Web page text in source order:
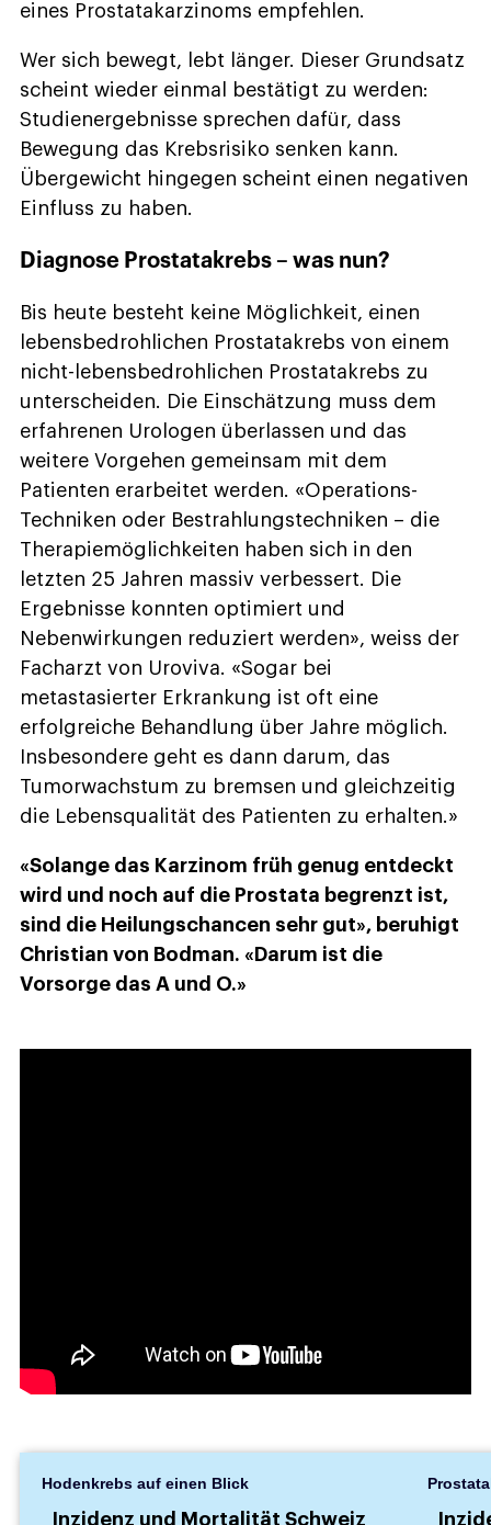
eines Prostatakarzinoms empfehlen.
Wer sich bewegt, lebt länger. Dieser Grundsatz
scheint wieder einmal bestätigt zu werden:
Studienergebnisse sprechen dafür, dass
Bewegung das Krebsrisiko senken kann.
Übergewicht hingegen scheint einen negativen
Einfluss zu haben.
Diagnose Prostatakrebs – was nun?
Bis heute besteht keine Möglichkeit, einen
lebensbedrohlichen Prostatakrebs von einem
nicht-lebensbedrohlichen Prostatakrebs zu
unterscheiden. Die Einschätzung muss dem
erfahrenen Urologen überlassen und das
weitere Vorgehen gemeinsam mit dem
Patienten erarbeitet werden. «Operations-
Techniken oder Bestrahlungstechniken – die
Therapiemöglichkeiten haben sich in den
letzten 25 Jahren massiv verbessert. Die
Ergebnisse konnten optimiert und
Nebenwirkungen reduziert werden», weiss der
Facharzt von Uroviva. «Sogar bei
metastasierter Erkrankung ist oft eine
erfolgreiche Behandlung über Jahre möglich.
Insbesondere geht es dann darum, das
Tumorwachstum zu bremsen und gleichzeitig
die Lebensqualität des Patienten zu erhalten.»
«Solange das Karzinom früh genug entdeckt
wird und noch auf die Prostata begrenzt ist,
sind die Heilungschancen sehr gut», beruhigt
Christian von Bodman. «Darum ist die
Vorsorge das A und O.»
Hodenkrebs auf einen Blick
Inzidenz und Mortalität Schweiz